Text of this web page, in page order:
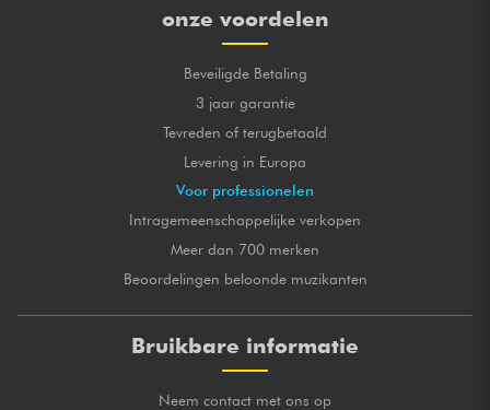
onze voordelen
Beveiligde Betaling
3 jaar garantie
Tevreden of terugbetaald
Levering in Europa
Voor professionelen
Intragemeenschappelijke verkopen
Meer dan 700 merken
Beoordelingen beloonde muzikanten
Bruikbare informatie
Neem contact met ons op